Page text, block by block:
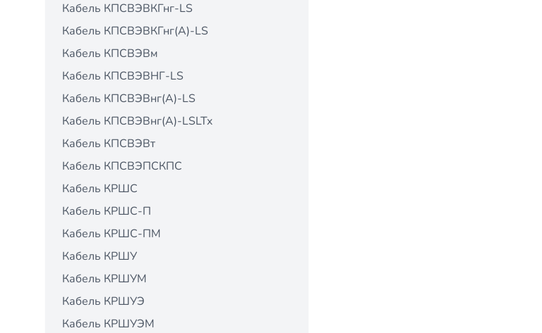
Кабель КПСВЭВКГнг-LS
Кабель КПСВЭВКГнг(А)-LS
Кабель КПСВЭВм
Кабель КПСВЭВНГ-LS
Кабель КПСВЭВнг(А)-LS
Кабель КПСВЭВнг(А)-LSLTx
Кабель КПСВЭВт
Кабель КПСВЭПСКПС
Кабель КРШС
Кабель КРШС-П
Кабель КРШС-ПМ
Кабель КРШУ
Кабель КРШУМ
Кабель КРШУЭ
Кабель КРШУЭМ